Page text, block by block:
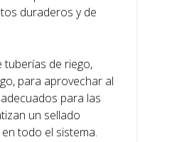
duraderos y de
tuberías de riego,
para aprovechar al
para las
un sellado
todo el sistema.